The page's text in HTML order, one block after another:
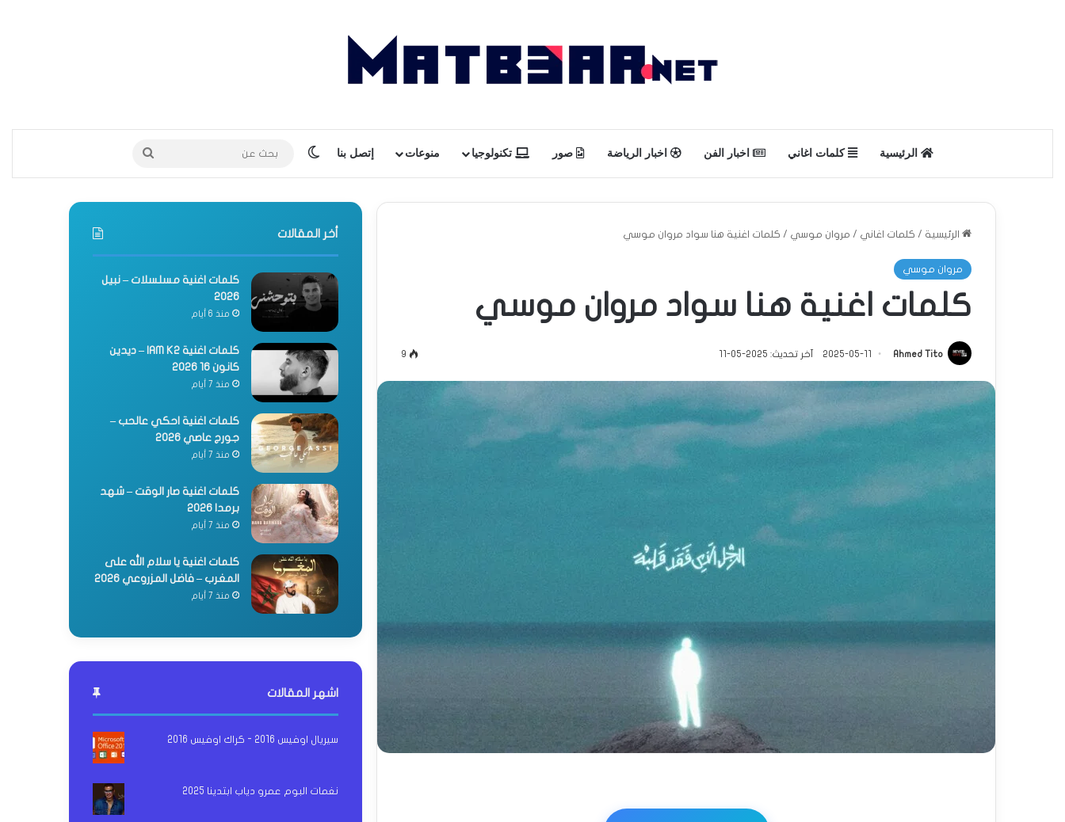
الرئيسية كلمات اغاني اخبار الفن اخبار الرياضة صور تكنولوجيا منوعات إتصل بنا الوضع المظلم بحث
عن
الرئيسية / كلمات اغاني / مروان موسي / كلمات اغنية هنا سواد مروان موسي
مروان موسي
كلمات اغنية هنا سواد مروان موسي
Ahmed Tito
2025-05-11 آخر تحديث: 2025-05-11 9
أخر المقالات
كلمات اغنية مسلسلات – نبيل
2026
منذ 6 أيام
كلمات اغنية IAM K2 – ديدين
كانون 16 2026
منذ 7 أيام
كلمات اغنية احكي عالحب –
جورج عاصي 2026
منذ 7 أيام
كلمات اغنية صار الوقت – شهد
برمدا 2026
منذ 7 أيام
كلمات اغنية يا سلام الله على
المغرب – فاضل المزروعي 2026
منذ 7 أيام
اشهر المقالات
سيريال اوفيس 2016 - كراك اوفيس 2016
نغمات البوم عمرو دياب ابتدينا 2025